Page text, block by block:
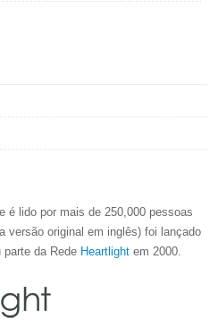
é lido por mais de 250,000 pessoas
versão original em inglês) foi lançado
parte da Rede Heartlight em 2000.